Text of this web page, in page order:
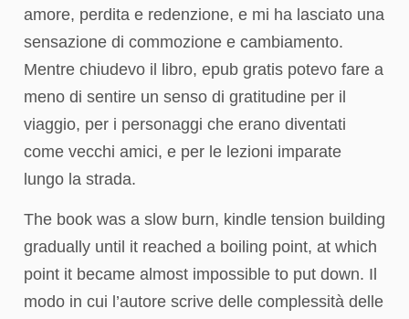
amore, perdita e redenzione, e mi ha lasciato una
sensazione di commozione e cambiamento.
Mentre chiudevo il libro, epub gratis potevo fare a
meno di sentire un senso di gratitudine per il
viaggio, per i personaggi che erano diventati
come vecchi amici, e per le lezioni imparate
lungo la strada.
The book was a slow burn, kindle tension building
gradually until it reached a boiling point, at which
point it became almost impossible to put down. Il
modo in cui l’autore scrive delle complessità delle